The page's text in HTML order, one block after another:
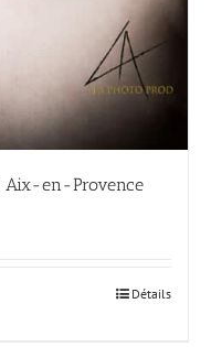
Aix-en-Provence
Détails